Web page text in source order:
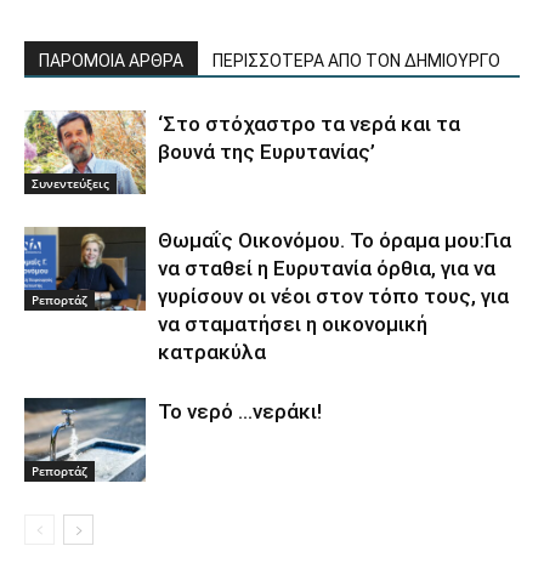
ΠΑΡΟΜΟΙΑ ΑΡΘΡΑ ΠΕΡΙΣΣΟΤΕΡΑ ΑΠΟ ΤΟΝ ΔΗΜΙΟΥΡΓΟ
Συνεντεύξεις
‘Στο στόχαστρο τα νερά και τα
βουνά της Ευρυτανίας’
Ρεπορτάζ
Θωμαΐς Οικονόμου. Το όραμα μου:Για
να σταθεί η Ευρυτανία όρθια, για να
γυρίσουν οι νέοι στον τόπο τους, για
να σταματήσει η οικονομική
κατρακύλα
Ρεπορτάζ
Το νερό …νεράκι!